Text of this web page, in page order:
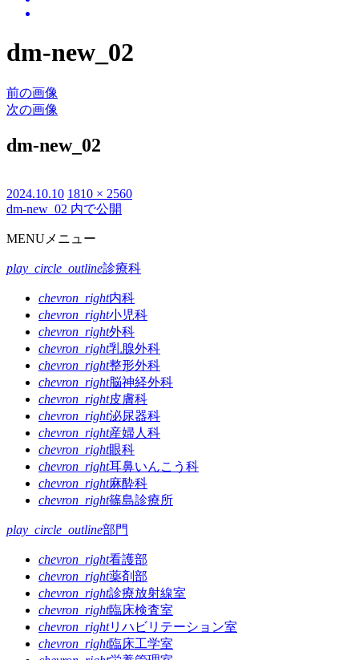
dm-new_02
前の画像
次の画像
dm-new_02
投
稿
2024.10.10 フ
ル
イ
1810 × 2560
投
稿
ナ
dm-new_02 内で公開
MENU メニュー
play_circle_outline診療科
chevron_right内科
chevron_right小児科
chevron_right外科
chevron_right乳腺外科
chevron_right整形外科
chevron_right脳神経外科
chevron_right皮膚科
chevron_right泌尿器科
chevron_right産婦人科
chevron_right眼科
chevron_right耳鼻いんこう科
chevron_right麻酔科
chevron_right篠島診療所
play_circle_outline部門
chevron_right看護部
chevron_right薬剤部
chevron_right診療放射線室
chevron_right臨床検査室
chevron_rightリハビリテーション室
chevron_right臨床工学室